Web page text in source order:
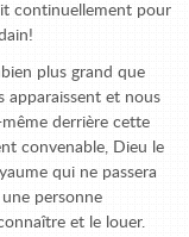
continuellement pour
plus grand que
apparaissent et nous
derrière cette
convenable, Dieu le
qui ne passera
personne
et le louer.